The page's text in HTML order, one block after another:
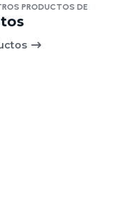
PRODUCTOS DE